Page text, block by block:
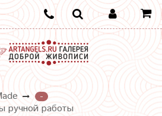
-
ручной работы